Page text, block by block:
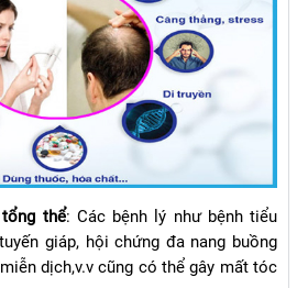
thể: Các bệnh lý như bệnh tiểu
giáp, hội chứng đa nang buồng
dịch,v.v cũng có thể gây mất tóc